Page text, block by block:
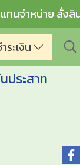
ทนจำหน่าย สั่ง
ระเงิน
ประสาท